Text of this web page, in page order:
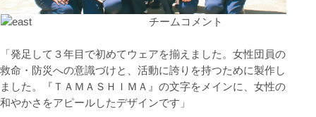
チームコメント
「発足して３年目で初めてウェアを揃えました。女性団員の
救命・防災への意識づけと、活動に誇りを持つために製作し
ました。『ＴＡＭＡＳＨＩＭＡ』の文字をメインに、女性の
和やかさをアピールしたデザインです」